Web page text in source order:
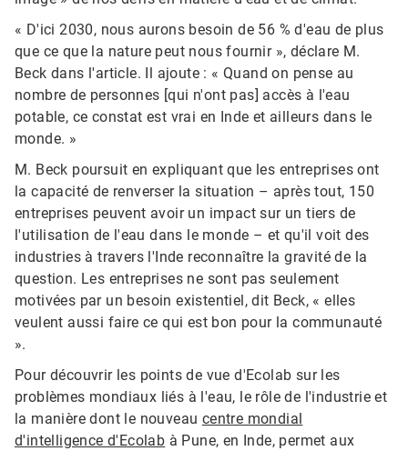
« D'ici 2030, nous aurons besoin de 56 % d'eau de plus
que ce que la nature peut nous fournir », déclare M.
Beck dans l'article. Il ajoute : « Quand on pense au
nombre de personnes [qui n'ont pas] accès à l'eau
potable, ce constat est vrai en Inde et ailleurs dans le
monde. »
M. Beck poursuit en expliquant que les entreprises ont
la capacité de renverser la situation – après tout, 150
entreprises peuvent avoir un impact sur un tiers de
l'utilisation de l'eau dans le monde – et qu'il voit des
industries à travers l'Inde reconnaître la gravité de la
question. Les entreprises ne sont pas seulement
motivées par un besoin existentiel, dit Beck, « elles
veulent aussi faire ce qui est bon pour la communauté
».
Pour découvrir les points de vue d'Ecolab sur les
problèmes mondiaux liés à l'eau, le rôle de l'industrie et
la manière dont le nouveau centre mondial
d'intelligence d'Ecolab à Pune, en Inde, permet aux